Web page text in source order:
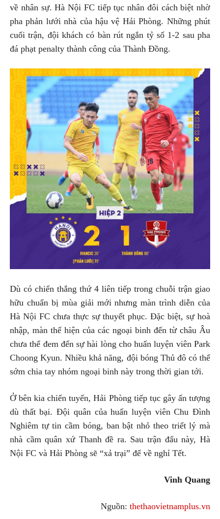
về nhân sự. Hà Nội FC tiếp tục nhân đôi cách biệt nhờ
pha phản lưới nhà của hậu vệ Hải Phòng. Những phút
cuối trận, đội khách có bàn rút ngắn tỷ số 1-2 sau pha
đá phạt penalty thành công của Thành Đồng.
Dù có chiến thắng thứ 4 liên tiếp trong chuỗi trận giao
hữu chuẩn bị mùa giải mới nhưng màn trình diễn của
Hà Nội FC chưa thực sự thuyết phục. Đặc biệt, sự hoà
nhập, màn thể hiện của các ngoại binh đến từ châu Âu
chưa thể đem đến sự hài lòng cho huấn luyện viên Park
Choong Kyun. Nhiều khả năng, đội bóng Thủ đô có thể
sớm chia tay nhóm ngoại binh này trong thời gian tới.
Ở bên kia chiến tuyến, Hải Phòng tiếp tục gây ấn tượng
dù thất bại. Đội quân của huấn luyện viên Chu Đình
Nghiêm tự tin cầm bóng, ban bật nhỏ theo triết lý mà
nhà cầm quân xứ Thanh đề ra. Sau trận đấu này, Hà
Nội FC và Hải Phòng sẽ “xả trại” để về nghỉ Tết.
Vinh Quang
Nguồn: thethaovietnamplus.vn